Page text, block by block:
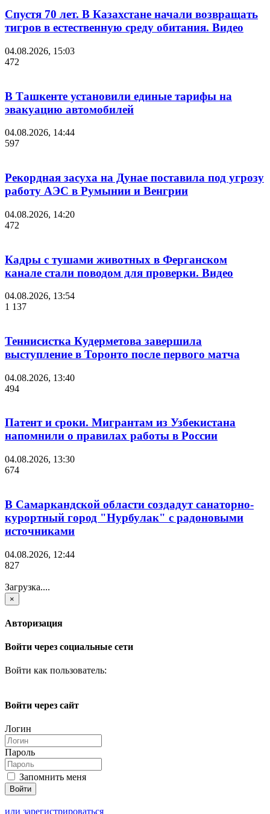
Спустя 70 лет. В Казахстане начали возвращать
тигров в естественную среду обитания. Видео
04.08.2026, 15:03
472
В Ташкенте установили единые тарифы на
эвакуацию автомобилей
04.08.2026, 14:44
597
Рекордная засуха на Дунае поставила под угрозу
работу АЭС в Румынии и Венгрии
04.08.2026, 14:20
472
Кадры с тушами животных в Ферганском
канале стали поводом для проверки. Видео
04.08.2026, 13:54
1 137
Теннисистка Кудерметова завершила
выступление в Торонто после первого матча
04.08.2026, 13:40
494
Патент и сроки. Мигрантам из Узбекистана
напомнили о правилах работы в России
04.08.2026, 13:30
674
В Самаркандской области создадут санаторно-
курортный город "Нурбулак" с радоновыми
источниками
04.08.2026, 12:44
827
Загрузка....
×
Авторизация
Войти через социальные сети
Войти как пользователь:
Войти через сайт
Логин
Пароль
Запомнить меня
или зарегистрироваться